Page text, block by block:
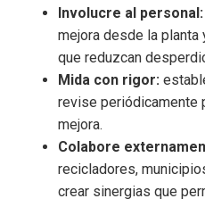
Involucre al personal:
mejora desde la
que reduzcan
Mida con rigor:
revise periódicamente
mejora.
Colabore
recicladores,
crear sinergias que